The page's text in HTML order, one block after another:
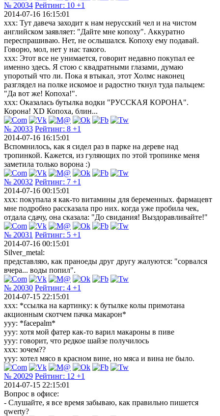
№ 20034 Рейтинг: 10 +1
2014-07-16 16:15:01
xxx: Тут давеча заходит к нам нерусский чел и на чистом
английском заявляет: "Дайте мне копоху". Аккуратно
переспрашиваю. Нет, не ослышался. Копоху ему подавай.
Говорю, мол, нет у нас такого.
xxx: Этот все не унимается, говорит недавно покупал ее
именно здесь. Я стою с квадратными глазами, думаю
упоротый что ли. Пока я втыкал, этот Холмс наконец
разглядел на полке искомое и радостно ткнул туда пальцем:
"Да вот же! Копоха!".
xxx: Оказалась бутылка водки "РУССКАЯ КОРОНА".
Корона! XD Копоха, блин...
№ 20033 Рейтинг: 8 +1
2014-07-16 16:15:01
Вспомнилось, как я сидел раз в парке на дереве над
тропинкой. Кажется, из гуляющих по этой тропинке меня
заметила только ворона :)
№ 20032 Рейтинг: 7 +1
2014-07-16 00:15:01
xxx: покупала я как-то витамины для беременных. фармацевт
мне подробно рассказала про них. когда уже пробила чек,
отдала сдачу, она сказала: "До свидания! Выздоравливайте!"
№ 20031 Рейтинг: 5 +1
2014-07-16 00:15:01
Silver_metal:
представляю, как праноеды друг другу жалуются: "сорвался
вчера... воды попил".
№ 20030 Рейтинг: 4 +1
2014-07-15 22:15:01
ххх: *ссылка на картинку: к бутылке колы примотана
акционным скотчем пачка макарон*
ууу: *facepalm*
ууу: хотя мой фатер как-то варил макароны в пиве
ууу: говорит, что редкое шайзе получилось
ххх: зочем??
ууу: хотел мясо в красном вине, но мяса и вина не было.
№ 20029 Рейтинг: 12 +1
2014-07-15 22:15:01
Вопрос в офисе:
- Слушайте, я все время забываю, как правильно пишется
qwerty?